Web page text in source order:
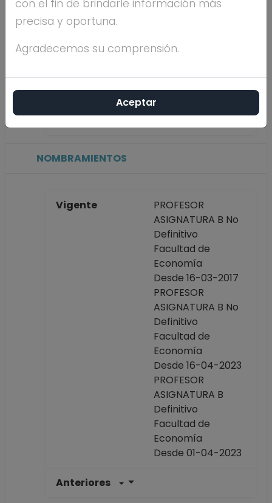
Máximo nivel de
Antigüedad
académica en la
29 años
NOMBRAMIENTOS
Vigente
PROFESOR
ASIGNATURA B No
Definitivo
Facultad de
Economía
Desde 16-03-2017
PROFESOR
ASIGNATURA B No
Definitivo
Facultad de
Economía
Desde 16-04-2023
PROFESOR
ASIGNATURA B
Definitivo
Facultad de
Economía
Desde 01-04-2023
Anteriores
con el fin de brindarle información más
precisa y oportuna.
Agradecemos su comprensión.
Aceptar